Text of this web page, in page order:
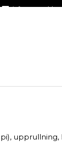
upprullning,